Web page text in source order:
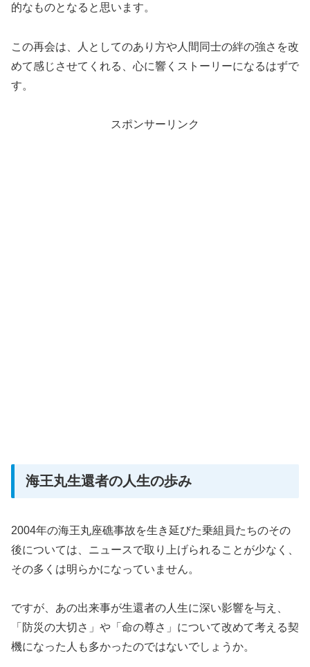
的なものとなると思います。
この再会は、人としてのあり方や人間同士の絆の強さを改
めて感じさせてくれる、心に響くストーリーになるはずで
す。
スポンサーリンク
海王丸生還者の人生の歩み
2004年の海王丸座礁事故を生き延びた乗組員たちのその
後については、ニュースで取り上げられることが少なく、
その多くは明らかになっていません。
ですが、あの出来事が生還者の人生に深い影響を与え、
「防災の大切さ」や「命の尊さ」について改めて考える契
機になった人も多かったのではないでしょうか。